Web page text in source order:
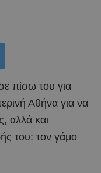
πίσω του για
Αθήνα για να
αλλά και
του: τον γάμο